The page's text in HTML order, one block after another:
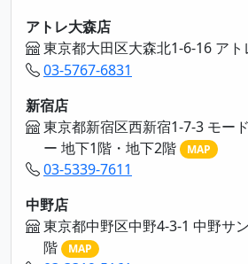
アトレ大森店
東京都大田区大森北1-6-16 ア
03-5767-6831
新宿店
東京都新宿区西新宿1-7-3 モー
ー 地下1階・地下2階
MAP
03-5339-7611
中野店
東京都中野区中野4-3-1 中野サ
階
MAP